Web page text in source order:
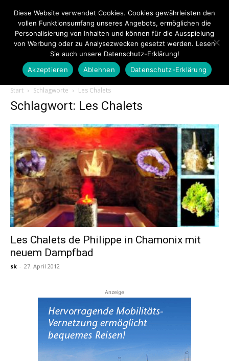
Touristiknews.de
Touristiknews
und
Start Schlagworte Les Chalets
Schlagwort: Les Chalets
Les Chalets de Philippe in Chamonix mit
neuem Dampfbad
sk - 27. April 2012
Anzeige
Diese Website verwendet Cookies. Cookies gewährleisten den
vollen Funktionsumfang unseres Angebots, ermöglichen die
Personalisierung von Inhalten und können für die Ausspielung
von Werbung oder zu Analysezwecken gesetzt werden. Lesen
Sie auch unsere Datenschutz-Erklärung!
Akzeptieren
Ablehnen Datenschutz-Erklärung